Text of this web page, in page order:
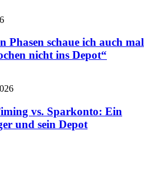
Phasen schaue ich auch mal
nicht ins Depot“
vs. Sparkonto: Ein
und sein Depot